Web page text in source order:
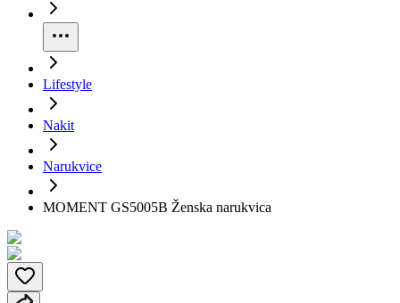
Lifestyle
Nakit
Narukvice
MOMENT GS5005B Ženska narukvica